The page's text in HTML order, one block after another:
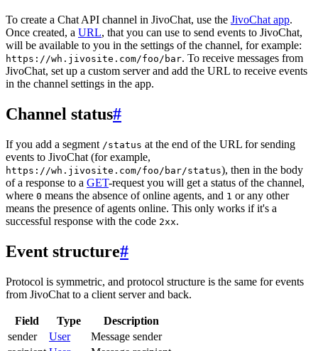
To create a Chat API channel in JivoChat, use the JivoChat app.
Once created, a URL, that you can use to send events to JivoChat,
will be available to you in the settings of the channel, for example:
https://wh.jivosite.com/foo/bar. To receive messages from
JivoChat, set up a custom server and add the URL to receive events
in the channel settings in the app.
Channel status#
If you add a segment /status at the end of the URL for sending
events to JivoChat (for example,
https://wh.jivosite.com/foo/bar/status), then in the body
of a response to a GET-request you will get a status of the channel,
where 0 means the absence of online agents, and 1 or any other
means the presence of agents online. This only works if it's a
successful response with the code 2xx.
Event structure#
Protocol is symmetric, and protocol structure is the same for events
from JivoChat to a client server and back.
Field Type
Description
sender
User
Message sender